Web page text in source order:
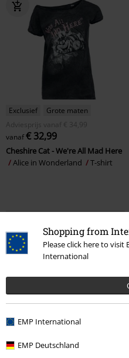
Shopping from
Please click here to
International
EMP International
EMP Deutschland
Exclusief
Grote maten
Adviesprijs
vanaf € 34,99
vanaf€ 32,99
Cheshire Cat - We're All Mad Here
Alice in Wonderland
T-shirt
Adviesprijsvanaf€ 49,99